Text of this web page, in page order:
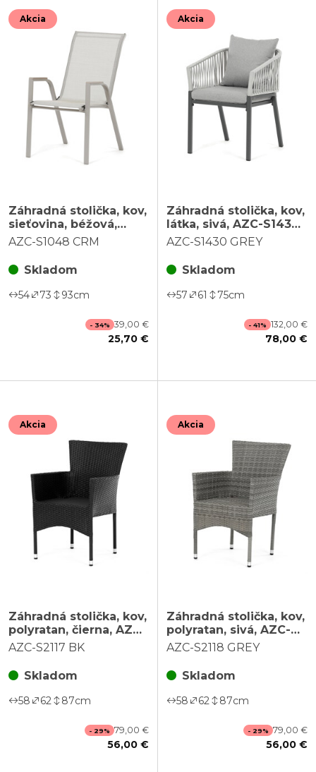
Akcia
Záhradná stolička, kov,
sieťovina, béžová,
AZC-S1048 CRM
AZC-S1048 CRM
Skladom
54 73 93cm
- 34% 39,00 €
25,70 €
Akcia
Záhradná stolička, kov,
látka, sivá, AZC-S1430
GREY
AZC-S1430 GREY
Skladom
57 61 75cm
- 41% 132,00 €
78,00 €
Akcia
Záhradná stolička, kov,
polyratan, čierna, AZC-
S2117 BK
AZC-S2117 BK
Skladom
58 62 87cm
- 29% 79,00 €
56,00 €
Akcia
Záhradná stolička, kov,
polyratan, sivá, AZC-
S2118 GREY
AZC-S2118 GREY
Skladom
58 62 87cm
- 29% 79,00 €
56,00 €